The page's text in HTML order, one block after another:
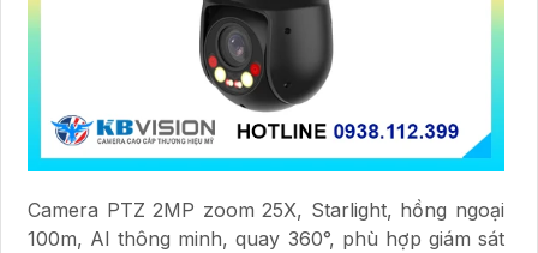
Camera PTZ 2MP zoom 25X, Starlight, hồng ngoại
100m, AI thông minh, quay 360°, phù hợp giám sát